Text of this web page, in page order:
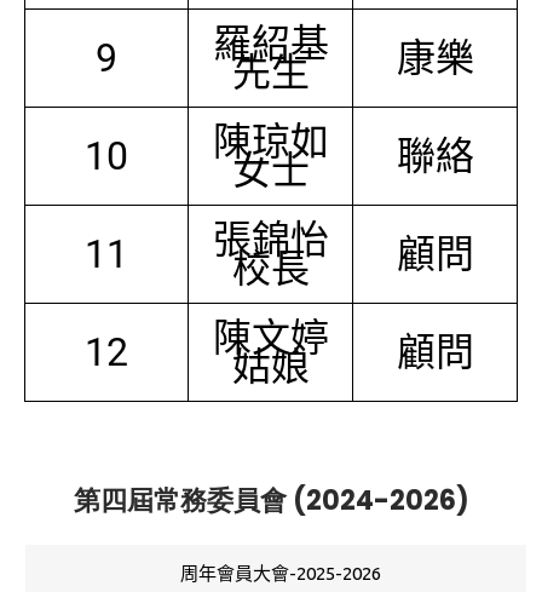
9 羅紹基
先生 康樂
10 陳琼如
女士 聯絡
11 張錦怡
校長 顧問
12 陳文婷
姑娘 顧問
第四屆常務委員會 (2024-2026)
周年會員大會-2025-2026